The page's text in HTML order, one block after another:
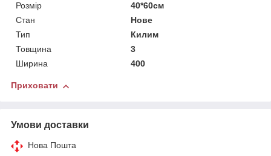
Розмір
40*60см
Стан
Нове
Тип
Килим
Товщина
3
Ширина
400
Приховати
Умови доставки
Нова Пошта